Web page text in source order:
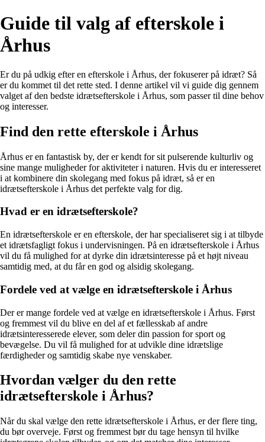
Guide til valg af efterskole i
Århus
Er du på udkig efter en efterskole i Århus, der fokuserer på idræt? Så
er du kommet til det rette sted. I denne artikel vil vi guide dig gennem
valget af den bedste idrætsefterskole i Århus, som passer til dine behov
og interesser.
Find den rette efterskole i Århus
Århus er en fantastisk by, der er kendt for sit pulserende kulturliv og
sine mange muligheder for aktiviteter i naturen. Hvis du er interesseret
i at kombinere din skolegang med fokus på idræt, så er en
idrætsefterskole i Århus det perfekte valg for dig.
Hvad er en idrætsefterskole?
En idrætsefterskole er en efterskole, der har specialiseret sig i at tilbyde
et idrætsfagligt fokus i undervisningen. På en idrætsefterskole i Århus
vil du få mulighed for at dyrke din idrætsinteresse på et højt niveau
samtidig med, at du får en god og alsidig skolegang.
Fordele ved at vælge en idrætsefterskole i Århus
Der er mange fordele ved at vælge en idrætsefterskole i Århus. Først
og fremmest vil du blive en del af et fællesskab af andre
idrætsinteresserede elever, som deler din passion for sport og
bevægelse. Du vil få mulighed for at udvikle dine idrætslige
færdigheder og samtidig skabe nye venskaber.
Hvordan vælger du den rette
idrætsefterskole i Århus?
Når du skal vælge den rette idrætsefterskole i Århus, er der flere ting,
du bør overveje. Først og fremmest bør du tage hensyn til hvilke